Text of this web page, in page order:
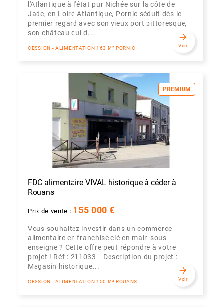
l'Atlantique à l'état pur Nichée sur la côte de
Jade, en Loire-Atlantique, Pornic séduit dès le
premier regard avec son vieux port pittoresque,
son château qui d...
CESSION - ALIMENTATION 163 M² PORNIC
arrow_forward
Voir
PREMIUM
FDC alimentaire VIVAL historique à céder à
Rouans
Prix de vente : 155 000 €
Vous souhaitez investir dans un commerce
alimentaire en franchise clé en main sous
enseigne ? Cette offre peut répondre à votre
projet ! Réf : 211033 Description du projet :
Magasin historique...
CESSION - ALIMENTATION 150 M² ROUANS
arrow_forward
Voir